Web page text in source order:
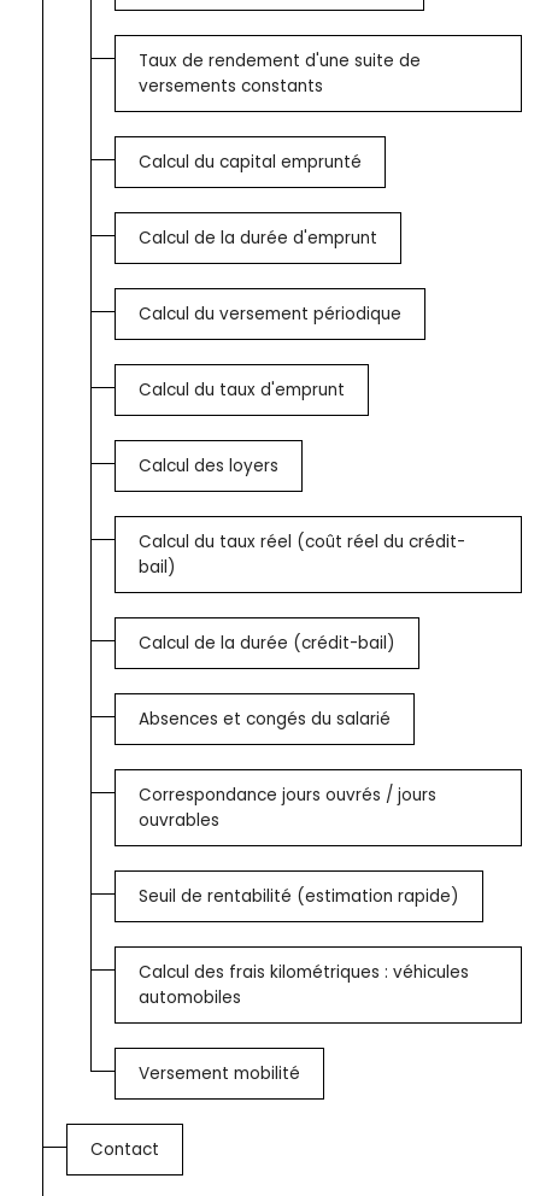
Taux de rendement d'une suite de
versements constants
Calcul du capital emprunté
Calcul de la durée d'emprunt
Calcul du versement périodique
Calcul du taux d'emprunt
Calcul des loyers
Calcul du taux réel (coût réel du crédit-
bail)
Calcul de la durée (crédit-bail)
Absences et congés du salarié
Correspondance jours ouvrés / jours
ouvrables
Seuil de rentabilité (estimation rapide)
Calcul des frais kilométriques : véhicules
automobiles
Versement mobilité
Contact